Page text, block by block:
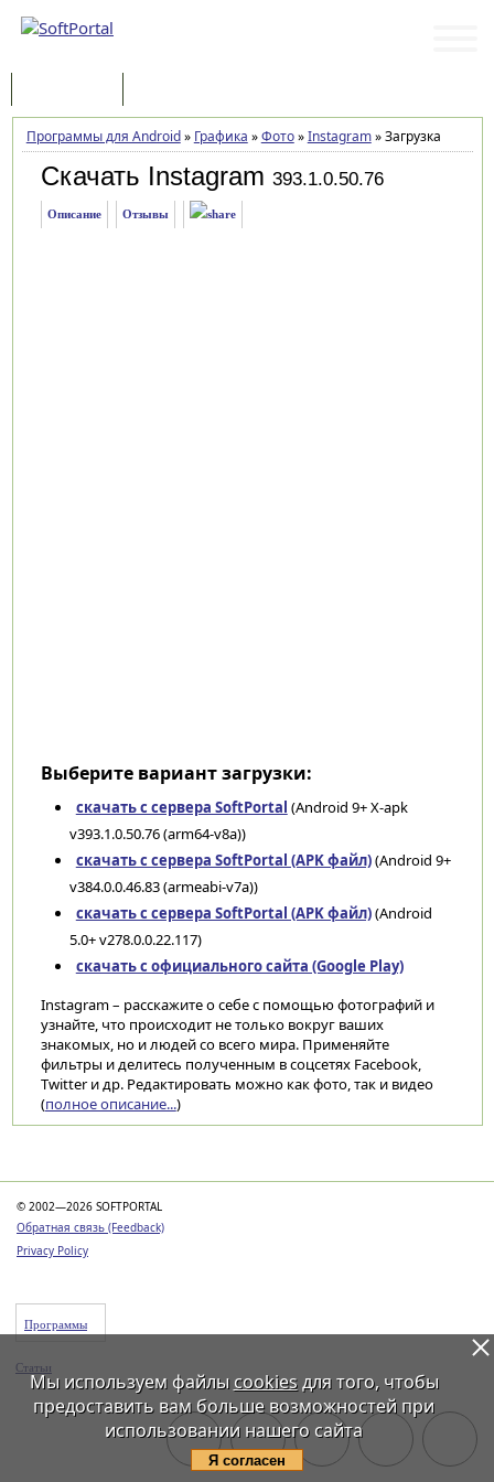
Программы для Android» Графика »Фото»Instagram»Загрузка
Скачать Instagram 393.1.0.50.76
Описание Отзывы
Выберите вариант загрузки:
скачать с сервера SoftPortal (Android 9+ X-apk
v393.1.0.50.76 (arm64-v8a))
скачать с сервера SoftPortal (APK файл)(Android 9+
v384.0.0.46.83 (armeabi-v7a))
скачать с сервера SoftPortal (APK файл)(Android
5.0+ v278.0.0.22.117)
скачать с официального сайта (Google Play)
Instagram – расскажите о себе с помощью фотографий и
узнайте, что происходит не только вокруг ваших
знакомых, но и людей со всего мира. Применяйте
фильтры и делитесь полученным в соцсетях Facebook,
Twitter и др. Редактировать можно как фото, так и видео
(полное описание...)
© 2002—2026 SOFTPORTAL
Обратная связь (Feedback)
Privacy Policy
Программы
Статьи
Мы используем файлы cookiesдля того, чтобы
предоставить вам больше возможностей при
использовании нашего сайта